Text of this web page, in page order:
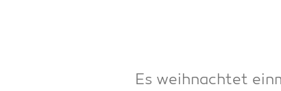
Es weih­nach­tet